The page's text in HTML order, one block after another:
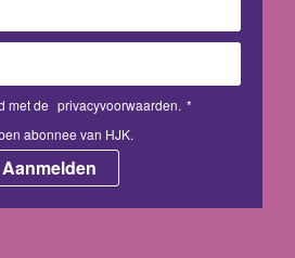
met de privacyvoorwaarden. *
abonnee van HJK.